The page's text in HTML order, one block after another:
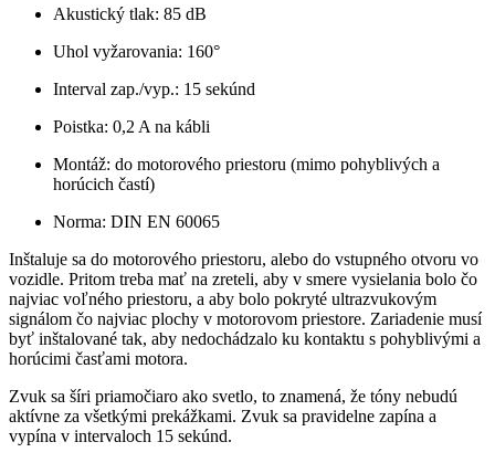
Akustický tlak: 85 dB
Uhol vyžarovania: 160°
Interval zap./vyp.: 15 sekúnd
Poistka: 0,2 A na kábli
Montáž: do motorového priestoru (mimo pohyblivých a
horúcich častí)
Norma: DIN EN 60065
Inštaluje sa do motorového priestoru, alebo do vstupného otvoru vo
vozidle. Pritom treba mať na zreteli, aby v smere vysielania bolo čo
najviac voľného priestoru, a aby bolo pokryté ultrazvukovým
signálom čo najviac plochy v motorovom priestore. Zariadenie musí
byť inštalované tak, aby nedochádzalo ku kontaktu s pohyblivými a
horúcimi časťami motora.
Zvuk sa šíri priamočiaro ako svetlo, to znamená, že tóny nebudú
aktívne za všetkými prekážkami. Zvuk sa pravidelne zapína a
vypína v intervaloch 15 sekúnd.